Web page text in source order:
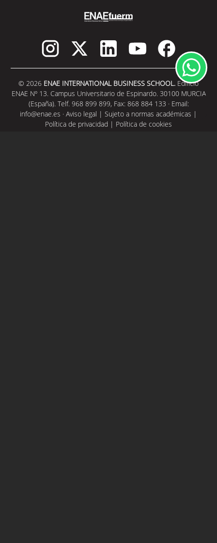
© 2026 ENAE INTERNATIONAL BUSINESS SCHOOL. Edificio
ENAE Nº 13. Campus Universitario de Espinardo. 30100 MURCIA
(España). Telf. 968 899 899, Fax: 868 884 133 · Email:
info@enae.es · Aviso legal | Sujeto a normas académicas |
Política de privacidad | Política de cookies